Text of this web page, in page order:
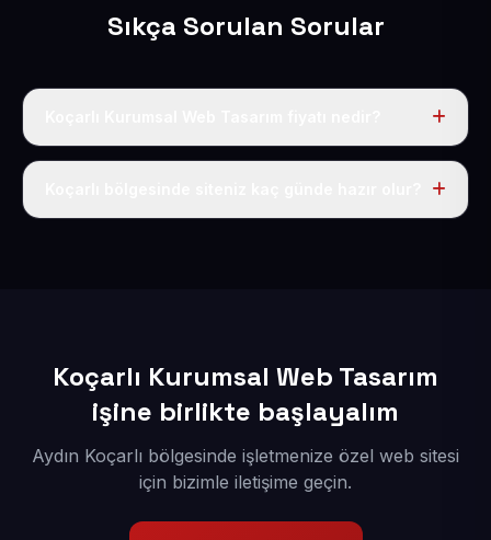
Sıkça Sorulan Sorular
Tek fiyat uygulanır: yıllık 50 USD + KDV. Bu bedele alan
Koçarlı Kurumsal Web Tasarım
işine birlikte başlayalım
Aydın Koçarlı bölgesinde işletmenize özel web sitesi
için bizimle iletişime geçin.